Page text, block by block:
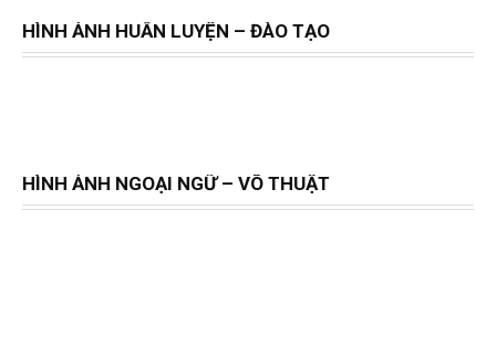
HÌNH ẢNH HUẤN LUYỆN – ĐÀO TẠO
HÌNH ẢNH NGOẠI NGỮ – VÕ THUẬT